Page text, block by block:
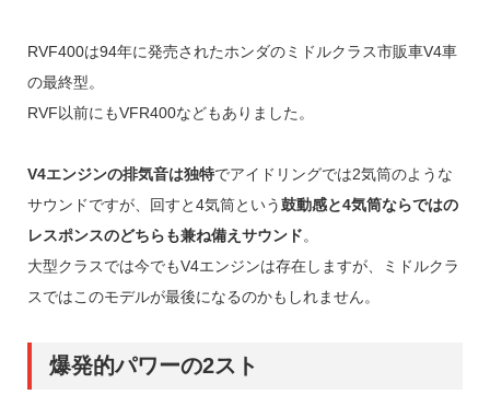
RVF400は94年に発売されたホンダのミドルクラス市販車V4車
の最終型。
RVF以前にもVFR400などもありました。
V4エンジンの排気音は独特でアイドリングでは2気筒のような
サウンドですが、回すと4気筒という鼓動感と4気筒ならではの
レスポンスのどちらも兼ね備えサウンド。
大型クラスでは今でもV4エンジンは存在しますが、ミドルクラ
スではこのモデルが最後になるのかもしれません。
爆発的パワーの2スト